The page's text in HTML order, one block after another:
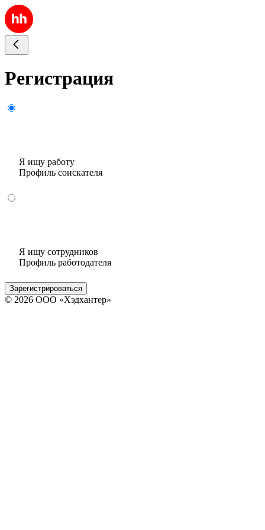
Регистрация
Я ищу работу
Профиль соискателя
Я ищу сотрудников
Профиль работодателя
Зарегистрироваться
© 2026 ООО «Хэдхантер»